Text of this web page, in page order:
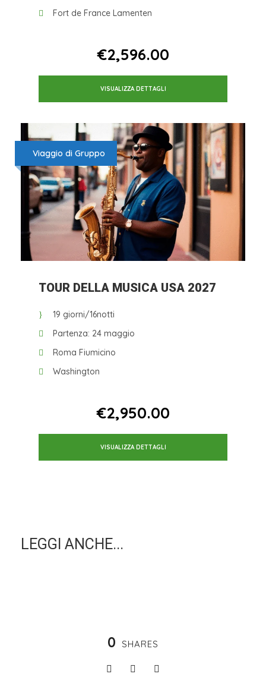
Fort de France Lamenten
€2,596.00
VISUALIZZA DETTAGLI
Viaggio di Gruppo
TOUR DELLA MUSICA USA 2027
19 giorni/16notti
Partenza: 24 maggio
Roma Fiumicino
Washington
€2,950.00
VISUALIZZA DETTAGLI
LEGGI ANCHE...
0 SHARES